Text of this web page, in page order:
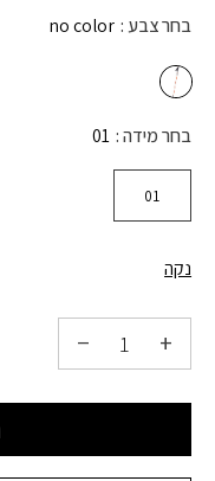
בחר צבע no color
בחר מידה 01
01
נקה